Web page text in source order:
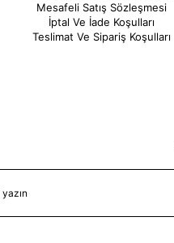
Mesafeli Satış Sözleşmesi
İptal Ve İade Koşulları
Teslimat Ve Sipariş Koşulları